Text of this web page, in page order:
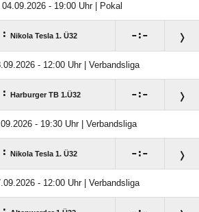
04.09.2026 - 19:00 Uhr | Pokal
: Nikola Tesla 1. Ü32 :
- 12:00 Uhr | Verbandsliga
: Harburger TB 1.Ü32 :
- 19:30 Uhr | Verbandsliga
: Nikola Tesla 1. Ü32 :
- 12:00 Uhr | Verbandsliga